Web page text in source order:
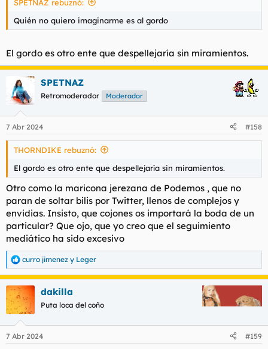
SPETNAZ rebuznó:
Quién no quiero imaginarme es al gordo
El gordo es otro ente que despellejaría sin miramientos.
SPETNAZ
Retromoderador Moderador
7 Abr 2024 #158
THORNDIKE rebuznó:
El gordo es otro ente que despellejaría sin miramientos.
Otro como la maricona jerezana de Podemos , que no
paran de soltar bilis por Twitter, llenos de complejos y
envidias. Insisto, que cojones os importará la boda de un
particular? Que ojo, que yo creo que el seguimiento
mediático ha sido excesivo
R
e
a
c
c
i
e
curro jimenez y Leger
dakilla
Puta loca del coño
7 Abr 2024 #159